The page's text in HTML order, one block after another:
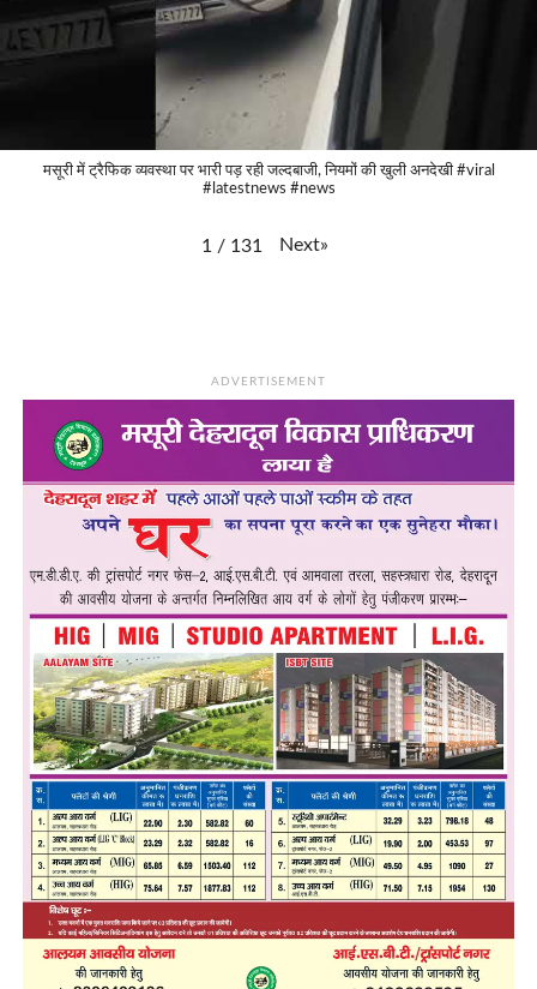
मसूरी में ट्रैफिक व्यवस्था पर भारी पड़ रही जल्दबाजी, नियमों की खुली अनदेखी #viral
#latestnews #news
1 / 131 Next»
ADVERTISEMENT